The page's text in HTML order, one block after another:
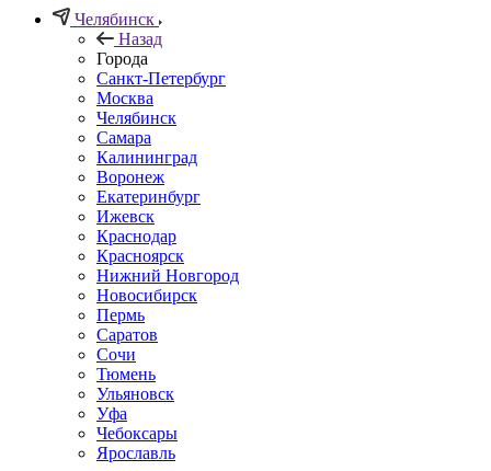
Челябинск
Назад
Города
Санкт-Петербург
Москва
Челябинск
Самара
Калининград
Воронеж
Екатеринбург
Ижевск
Краснодар
Красноярск
Нижний Новгород
Новосибирск
Пермь
Саратов
Сочи
Тюмень
Ульяновск
Уфа
Чебоксары
Ярославль